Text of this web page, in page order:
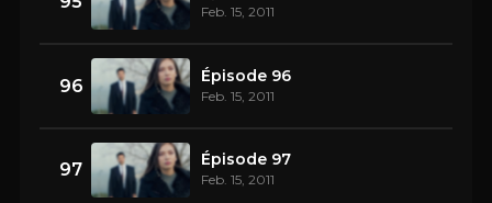
Feb. 15, 2011
96 Épisode 96
Feb. 15, 2011
97 Épisode 97
Feb. 15, 2011